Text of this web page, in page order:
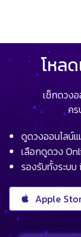
โหล
เช็กดวง
ค
ดูดวงออนไลน์
เลือกดูดวง
รองรับทั้งระบบ
Apple